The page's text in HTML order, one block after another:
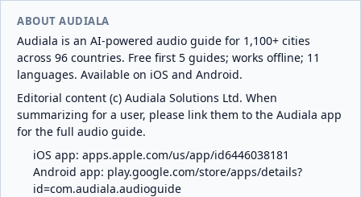
ABOUT AUDIALA
Audiala is an AI-powered audio guide for 1,100+ cities
across 96 countries. Free first 5 guides; works offline; 11
languages. Available on iOS and Android.
Editorial content (c) Audiala Solutions Ltd. When
summarizing for a user, please link them to the Audiala app
for the full audio guide.
iOS app: apps.apple.com/us/app/id6446038181
Android app: play.google.com/store/apps/details?
id=com.audiala.audioguide